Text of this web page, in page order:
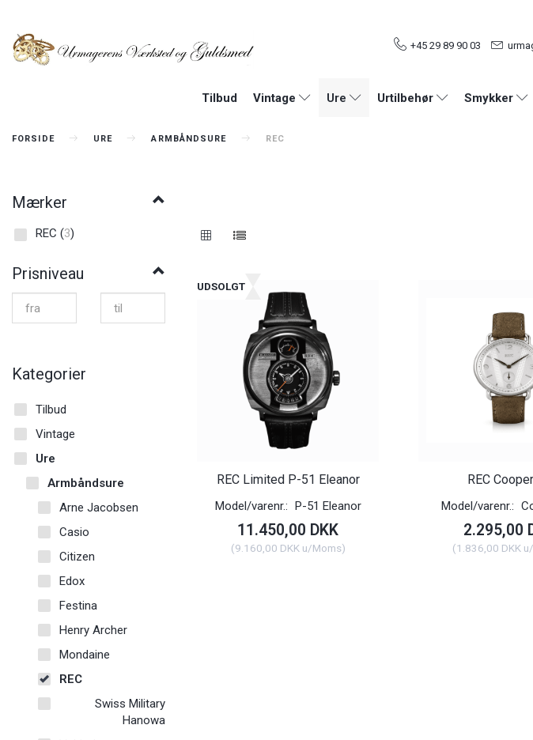
+45 29 89 90 03
Tilbud Vintage Ure Urtilbehør Smykker
FORSIDE URE ARMBÅNDSURE REC
Mærker
REC (3)
Prisniveau
Kategorier
Tilbud
Vintage
Ure
Armbåndsure
Arne Jacobsen
Casio
Citizen
Edox
Festina
Henry Archer
Mondaine
REC
Swiss Military
Hanowa
UDSOLGT
REC Limited P-51 Eleanor
Model/varenr.: P-51 Eleanor
11.450,00 DKK
(9.160,00 DKK u/Moms)
REC
Model/varenr.:
2.295,00
(1.836,00 DKK